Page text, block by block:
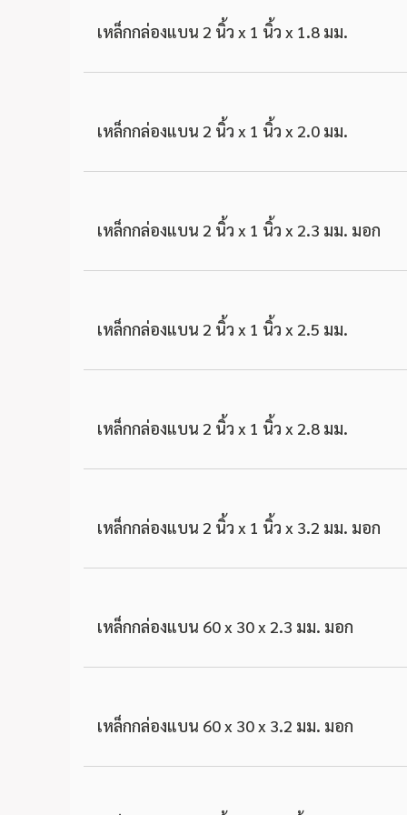
เหล็กกล่องแบน 2 นิ้ว x 1 นิ้ว x 1.8 มม.
เหล็กกล่องแบน 2 นิ้ว x 1 นิ้ว x 2.0 มม.
เหล็กกล่องแบน 2 นิ้ว x 1 นิ้ว x 2.3 มม. มอก
เหล็กกล่องแบน 2 นิ้ว x 1 นิ้ว x 2.5 มม.
เหล็กกล่องแบน 2 นิ้ว x 1 นิ้ว x 2.8 มม.
เหล็กกล่องแบน 2 นิ้ว x 1 นิ้ว x 3.2 มม. มอก
เหล็กกล่องแบน 60 x 30 x 2.3 มม. มอก
เหล็กกล่องแบน 60 x 30 x 3.2 มม. มอก